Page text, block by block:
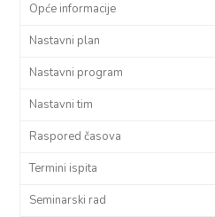
Opće informacije
Nastavni plan
Nastavni program
Nastavni tim
Raspored časova
Termini ispita
Seminarski rad